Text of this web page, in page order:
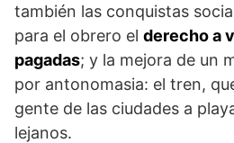
también las conquistas
para el obrero el derecho a
pagadas; y la mejora de un
por antonomasia: el tren,
gente de las ciudades a
lejanos.